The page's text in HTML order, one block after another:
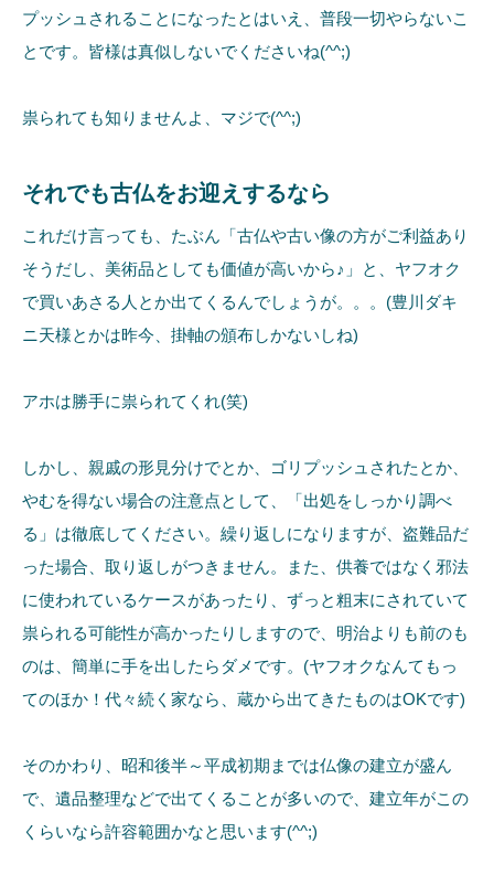
プッシュされることになったとはいえ、普段一切やらないこ
とです。皆様は真似しないでくださいね(^^;)
祟られても知りませんよ、マジで(^^;)
それでも古仏をお迎えするなら
これだけ言っても、たぶん「古仏や古い像の方がご利益あり
そうだし、美術品としても価値が高いから♪」と、ヤフオク
で買いあさる人とか出てくるんでしょうが。。。(豊川ダキ
ニ天様とかは昨今、掛軸の頒布しかないしね)
アホは勝手に祟られてくれ(笑)
しかし、親戚の形見分けでとか、ゴリプッシュされたとか、
やむを得ない場合の注意点として、「出処をしっかり調べ
る」は徹底してください。繰り返しになりますが、盗難品だ
った場合、取り返しがつきません。また、供養ではなく邪法
に使われているケースがあったり、ずっと粗末にされていて
祟られる可能性が高かったりしますので、明治よりも前のも
のは、簡単に手を出したらダメです。(ヤフオクなんてもっ
てのほか！代々続く家なら、蔵から出てきたものはOKです)
そのかわり、昭和後半～平成初期までは仏像の建立が盛ん
で、遺品整理などで出てくることが多いので、建立年がこの
くらいなら許容範囲かなと思います(^^;)